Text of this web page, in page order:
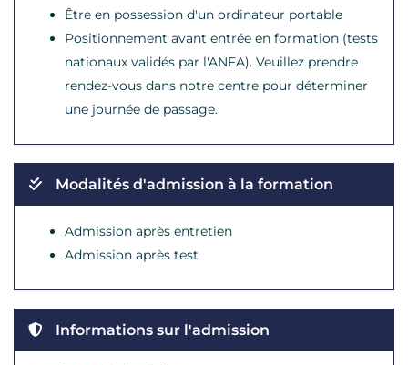
Être en possession d'un ordinateur portable
Positionnement avant entrée en formation (tests
nationaux validés par l'ANFA). Veuillez prendre
rendez-vous dans notre centre pour déterminer
une journée de passage.
Modalités d'admission à la formation
Admission après entretien
Admission après test
Informations sur l'admission